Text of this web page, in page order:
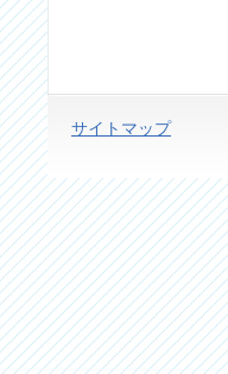
サイトマップ